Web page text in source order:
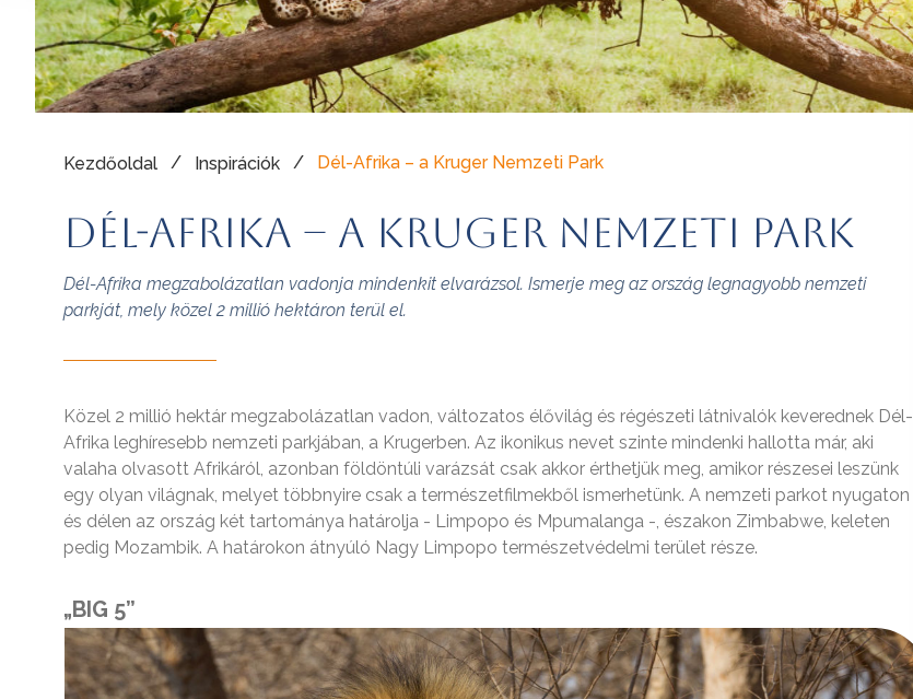
Kezdőoldal / Inspirációk / Dél-Afrika – a Kruger Nemzeti Park
Dél-Afrika – a Kruger Nemzeti Park
Dél-Afrika megzabolázatlan vadonja mindenkit elvarázsol. Ismerje meg az ország legnagyobb nemzeti
parkját, mely közel 2 millió hektáron terül el.
Közel 2 millió hektár megzabolázatlan vadon, változatos élővilág és régészeti látnivalók keverednek Dél-
Afrika leghíresebb nemzeti parkjában, a Krugerben. Az ikonikus nevet szinte mindenki hallotta már, aki
valaha olvasott Afrikáról, azonban földöntúli varázsát csak akkor érthetjük meg, amikor részesei leszünk
egy olyan világnak, melyet többnyire csak a természetfilmekből ismerhetünk. A nemzeti parkot nyugaton
és délen az ország két tartománya határolja - Limpopo és Mpumalanga -, északon Zimbabwe, keleten
pedig Mozambik. A határokon átnyúló Nagy Limpopo természetvédelmi terület része.
„BIG 5”